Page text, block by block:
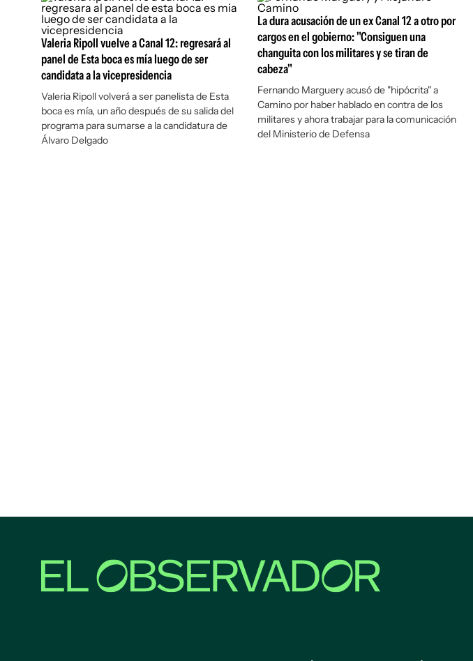
Valeria Ripoll vuelve a Canal 12: regresará al
panel de Esta boca es mía luego de ser
candidata a la vicepresidencia
Valeria Ripoll volverá a ser panelista de Esta
boca es mía, un año después de su salida del
programa para sumarse a la candidatura de
Álvaro Delgado
La dura acusación de un ex Canal 12 a otro por
cargos en el gobierno: "Consiguen una
changuita con los militares y se tiran de
cabeza"
Fernando Marguery acusó de "hipócrita" a
Camino por haber hablado en contra de los
militares y ahora trabajar para la comunicación
del Ministerio de Defensa